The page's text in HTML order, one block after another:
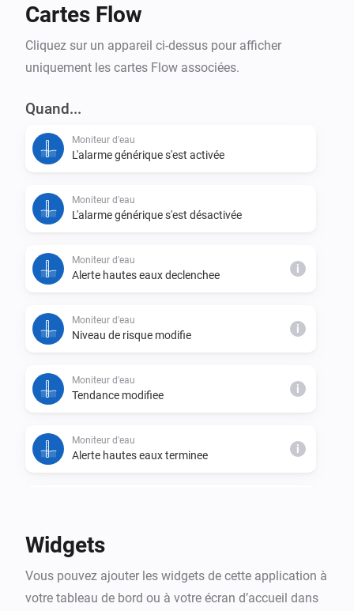
Cartes Flow
Cliquez sur un appareil ci-dessus pour afficher
uniquement les cartes Flow associées.
Quand...
Moniteur d'eau
L'alarme générique s'est activée
Moniteur d'eau
L'alarme générique s'est désactivée
Moniteur d'eau
Alerte hautes eaux declenchee i
Moniteur d'eau
Niveau de risque modifie i
Moniteur d'eau
Tendance modifiee i
Moniteur d'eau
Alerte hautes eaux terminee i
Moniteur d'eau
Alerte basses eaux declenchee i
Widgets
Vous pouvez ajouter les widgets de cette application à
votre tableau de bord ou à votre écran d’accueil dans